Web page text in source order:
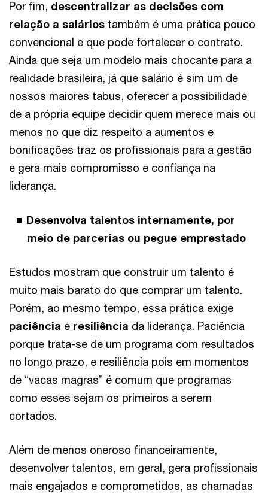
Por fim, descentralizar as decisões com
relação a salários também é uma prática pouco
convencional e que pode fortalecer o contrato.
Ainda que seja um modelo mais chocante para a
realidade brasileira, já que salário é sim um de
nossos maiores tabus, oferecer a possibilidade
de a própria equipe decidir quem merece mais ou
menos no que diz respeito a aumentos e
bonificações traz os profissionais para a gestão
e gera mais compromisso e confiança na
liderança.
Desenvolva talentos internamente, por
meio de parcerias ou pegue emprestado
Estudos mostram que construir um talento é
muito mais barato do que comprar um talento.
Porém, ao mesmo tempo, essa prática exige
paciência e resiliência da liderança. Paciência
porque trata-se de um programa com resultados
no longo prazo, e resiliência pois em momentos
de “vacas magras” é comum que programas
como esses sejam os primeiros a serem
cortados.
Além de menos oneroso financeiramente,
desenvolver talentos, em geral, gera profissionais
mais engajados e comprometidos, as chamadas